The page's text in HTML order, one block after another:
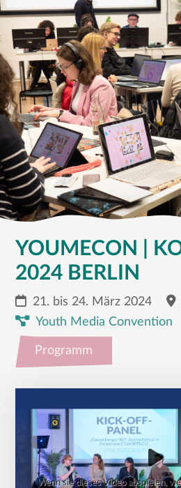
YOUMECON |
2024 BERLIN
21. bis 24. März 2024
Youth Media Convention
Programm
Wenn sie dieses Video abspielen,